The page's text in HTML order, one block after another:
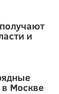
и
в Москве